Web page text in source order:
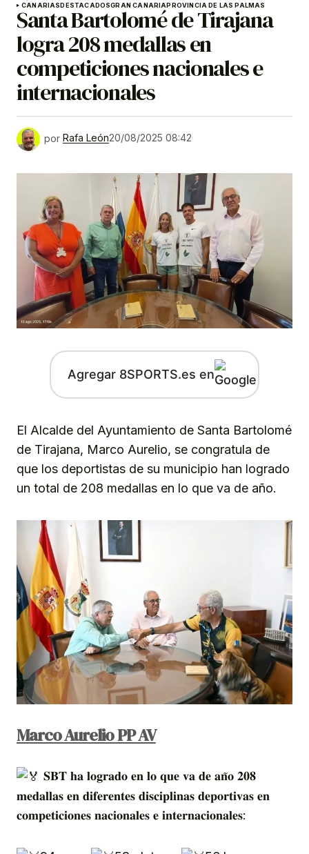
CANARIASDESTACADOSGRAN CANARIAPROVINCIA DE LAS PALMAS
Santa Bartolomé de Tirajana
logra 208 medallas en
competiciones nacionales e
internacionales
por Rafa León20/08/2025 08:42
Agregar 8SPORTS.es en
El Alcalde del Ayuntamiento de Santa Bartolomé
de Tirajana, Marco Aurelio, se congratula de
que los deportistas de su municipio han logrado
un total de 208 medallas en lo que va de año.
Marco Aurelio PP AV
𝐒𝐁𝐓 𝐡𝐚 𝐥𝐨𝐠𝐫𝐚𝐝𝐨 𝐞𝐧 𝐥𝐨 𝐪𝐮𝐞 𝐯𝐚 𝐝𝐞 𝐚𝐧̃𝐨 𝟐𝟎𝟖
𝐦𝐞𝐝𝐚𝐥𝐥𝐚𝐬 𝐞𝐧 𝐝𝐢𝐟𝐞𝐫𝐞𝐧𝐭𝐞𝐬 𝐝𝐢𝐬𝐜𝐢𝐩𝐥𝐢𝐧𝐚𝐬 𝐝𝐞𝐩𝐨𝐫𝐭𝐢𝐯𝐚𝐬 𝐞𝐧
𝐜𝐨𝐦𝐩𝐞𝐭𝐢𝐜𝐢𝐨𝐧𝐞𝐬 𝐧𝐚𝐜𝐢𝐨𝐧𝐚𝐥𝐞𝐬 𝐞 𝐢𝐧𝐭𝐞𝐫𝐧𝐚𝐜𝐢𝐨𝐧𝐚𝐥𝐞𝐬: